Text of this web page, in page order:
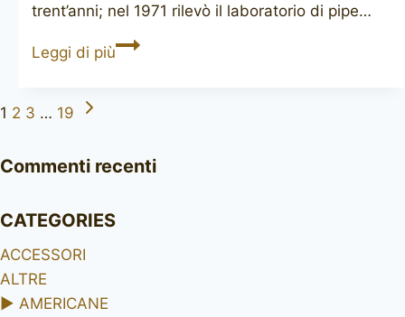
trent’anni; nel 1971 rilevò il laboratorio di pipe…
Leggi di piùJEAN
Navigazione
pagina
1 2 3 … 19
Pagina
Commenti recenti
CATEGORIES
ACCESSORI
ALTRE
► AMERICANE